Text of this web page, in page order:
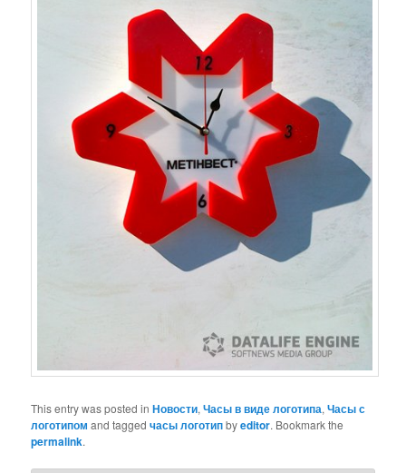
This entry was posted inНовости,Часы в виде логотипа,Часы с
логотипом and taggedчасы логотипbyeditor. Bookmark the
permalink.